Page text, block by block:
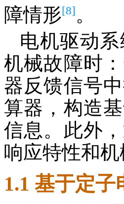
障情形[8] 。
电机驱动
机械故障时
器反馈信号
算器，构造
信息。此外
响应特性和
1.1 基于定子